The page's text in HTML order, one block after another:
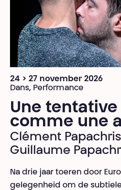
24 > 27 november 2026
Dans, Performance
Une
comme une
Clément
Guillaume
Na drie jaar toeren door
gelegenheid om de